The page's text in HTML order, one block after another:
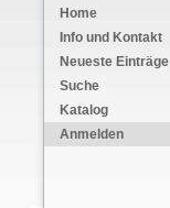
Home
Info und Kontakt
Neueste Einträge
Suche
Katalog
Anmelden